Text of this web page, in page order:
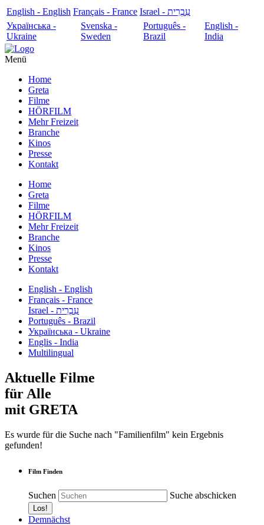
English - English Français - France
עִבְרִית - Israel
Українська -
Ukraine
Svenska -
Sweden
Português -
Brazil
English -
India
Menü
Home
Greta
Filme
HÖRFILM
Mehr Freizeit
Branche
Kinos
Presse
Kontakt
Home
Greta
Filme
HÖRFILM
Mehr Freizeit
Branche
Kinos
Presse
Kontakt
English - English
Français - France
עִבְרִית - Israel
Português - Brazil
Українська - Ukraine
Englis - India
Multilingual
Aktuelle Filme
für Alle
mit GRETA
Es wurde für die Suche nach "Familienfilm" kein Ergebnis
gefunden!
Film Finden
Suchen Suche abschicken
Demnächst